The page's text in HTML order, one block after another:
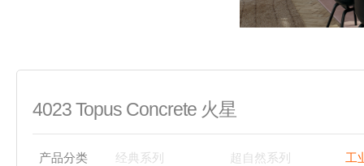
4023 Topus Concrete 火星
产品分类 经典系列 超自然系列 工